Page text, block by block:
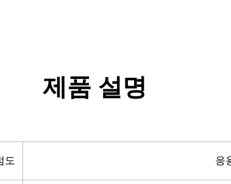
제품 설명
도 응